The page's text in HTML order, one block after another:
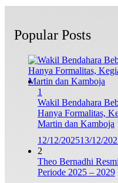
Popular Posts
1
Wakil Bendahara
Hanya Formalitas,
Martin dan Kamboja
12/12/202513/12/
2
Theo Bernadhi
Periode 2025 – 2029